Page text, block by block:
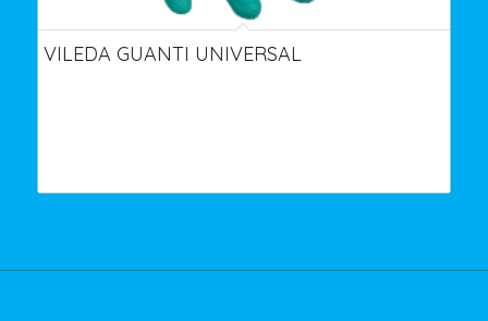
VILEDA GUANTI UNIVERSAL